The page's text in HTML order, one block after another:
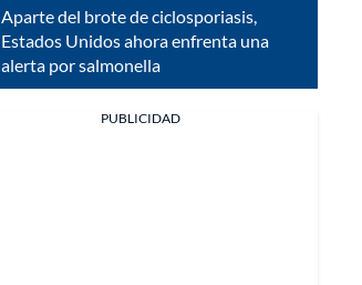
Aparte del brote de ciclosporiasis,
Estados Unidos ahora enfrenta una
alerta por salmonella
PUBLICIDAD